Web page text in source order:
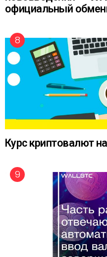
официальный
Курс криптовалют